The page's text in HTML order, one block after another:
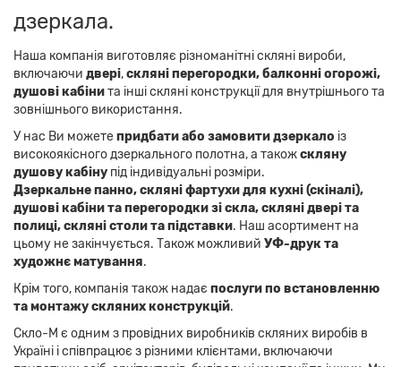
дзеркала.
Наша компанія виготовляє різноманітні скляні вироби,
включаючи двері,скляні перегородки, балконні огорожі,
душові кабінита інші скляні конструкції для внутрішнього та
зовнішнього використання.
У нас Ви можетепридбати або замовити дзеркало із
високоякісного дзеркального полотна, а такожскляну
душову кабіну під індивідуальні розміри.
Дзеркальне панно,скляні фартухи для кухні (скіналі),
душові кабіни та перегородки зі скла, скляні двері та
полиці, скляні столи та підставки. Наш асортимент на
цьому не закінчується. Також можливий УФ-друк та
художнє матування.
Крім того, компанія також надає послуги по встановленню
та монтажу скляних конструкцій.
Скло-М є одним з провідних виробників скляних виробів в
Україні і співпрацює з різними клієнтами, включаючи